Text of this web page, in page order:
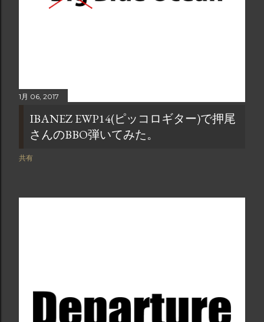
1月 06, 2017
IBANEZ EWP14(ピッコロギター)で押尾
さんのBBO弾いてみた。
共有